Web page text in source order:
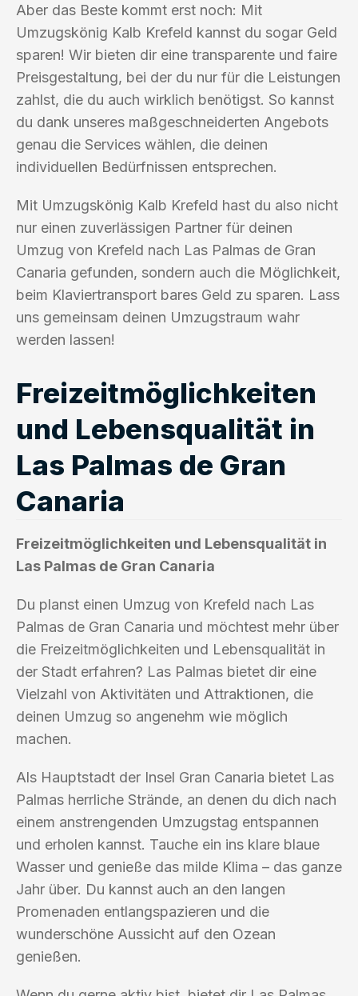
Aber das Beste kommt erst noch: Mit
Umzugskönig Kalb Krefeld kannst du sogar Geld
sparen! Wir bieten dir eine transparente und faire
Preisgestaltung, bei der du nur für die Leistungen
zahlst, die du auch wirklich benötigst. So kannst
du dank unseres maßgeschneiderten Angebots
genau die Services wählen, die deinen
individuellen Bedürfnissen entsprechen.
Mit Umzugskönig Kalb Krefeld hast du also nicht
nur einen zuverlässigen Partner für deinen
Umzug von Krefeld nach Las Palmas de Gran
Canaria gefunden, sondern auch die Möglichkeit,
beim Klaviertransport bares Geld zu sparen. Lass
uns gemeinsam deinen Umzugstraum wahr
werden lassen!
Freizeitmöglichkeiten
und Lebensqualität in
Las Palmas de Gran
Canaria
Freizeitmöglichkeiten und Lebensqualität in
Las Palmas de Gran Canaria
Du planst einen Umzug von Krefeld nach Las
Palmas de Gran Canaria und möchtest mehr über
die Freizeitmöglichkeiten und Lebensqualität in
der Stadt erfahren? Las Palmas bietet dir eine
Vielzahl von Aktivitäten und Attraktionen, die
deinen Umzug so angenehm wie möglich
machen.
Als Hauptstadt der Insel Gran Canaria bietet Las
Palmas herrliche Strände, an denen du dich nach
einem anstrengenden Umzugstag entspannen
und erholen kannst. Tauche ein ins klare blaue
Wasser und genieße das milde Klima – das ganze
Jahr über. Du kannst auch an den langen
Promenaden entlangspazieren und die
wunderschöne Aussicht auf den Ozean
genießen.